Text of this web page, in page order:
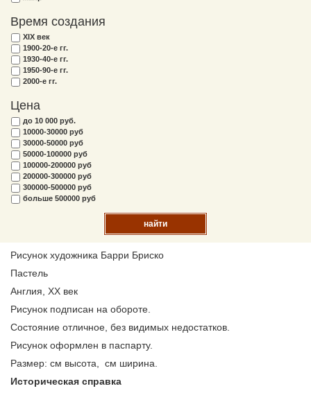
Время создания
XIX век
1900-20-е гг.
1930-40-е гг.
1950-90-е гг.
2000-е гг.
Цена
до 10 000 руб.
10000-30000 руб
30000-50000 руб
50000-100000 руб
100000-200000 руб
200000-300000 руб
300000-500000 руб
больше 500000 руб
найти
Рисунок художника Барри Бриско
Пастель
Англия, XX век
Рисунок подписан на обороте.
Состояние отличное, без видимых недостатков.
Рисунок оформлен в паспарту.
Размер: см высота, см ширина.
Историческая справка